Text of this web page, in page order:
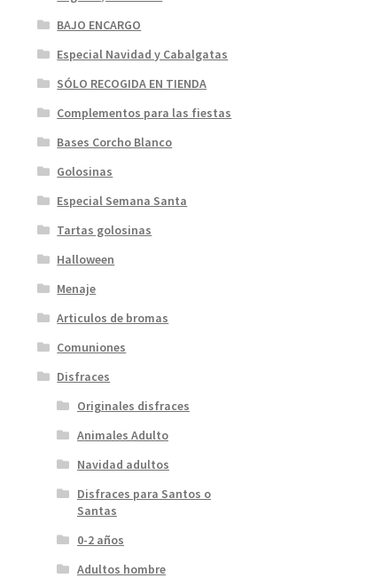
BAJO ENCARGO
Especial Navidad y Cabalgatas
SÓLO RECOGIDA EN TIENDA
Complementos para las fiestas
Bases Corcho Blanco
Golosinas
Especial Semana Santa
Tartas golosinas
Halloween
Menaje
Articulos de bromas
Comuniones
Disfraces
Originales disfraces
Animales Adulto
Navidad adultos
Disfraces para Santos o
Santas
0-2 años
Adultos hombre